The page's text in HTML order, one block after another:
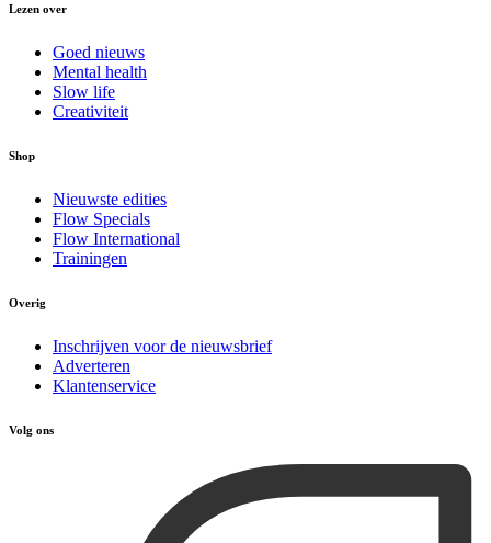
Lezen over
Goed nieuws
Mental health
Slow life
Creativiteit
Shop
Nieuwste edities
Flow Specials
Flow International
Trainingen
Overig
Inschrijven voor de nieuwsbrief
Adverteren
Klantenservice
Volg ons